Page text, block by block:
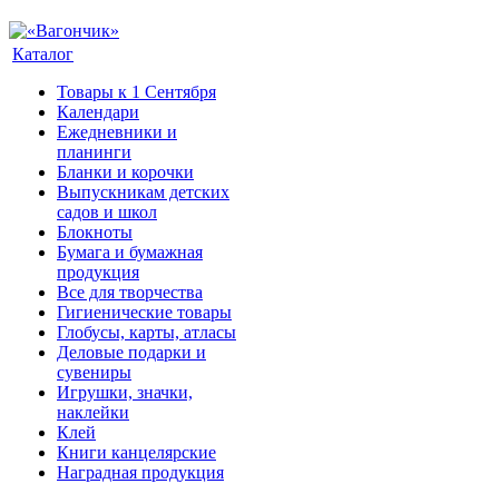
Каталог
Товары к 1 Сентября
Календари
Ежедневники и
планинги
Бланки и корочки
Выпускникам детских
садов и школ
Блокноты
Бумага и бумажная
продукция
Все для творчества
Гигиенические товары
Глобусы, карты, атласы
Деловые подарки и
сувениры
Игрушки, значки,
наклейки
Клей
Книги канцелярские
Наградная продукция